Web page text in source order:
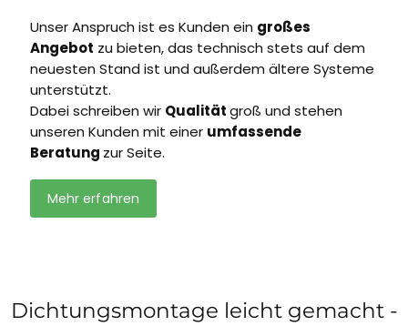
Unser Anspruch ist es Kunden ein großes
Angebot zu bieten, das technisch stets auf dem
neuesten Stand ist und außerdem ältere Systeme
unterstützt.
Dabei schreiben wir Qualitätgroß und stehen
unseren Kunden mit einer umfassende
Beratung zur Seite.
Mehr erfahren
Dichtungsmontage leicht gemacht -